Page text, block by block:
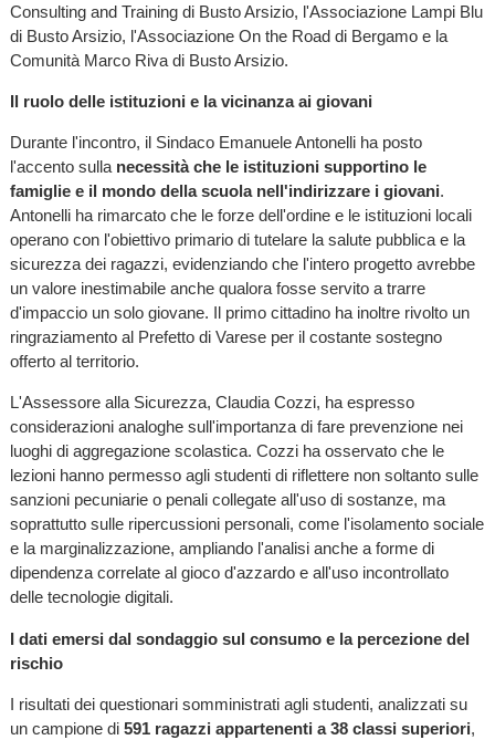
Consulting and Training di Busto Arsizio, l'Associazione Lampi Blu
di Busto Arsizio, l'Associazione On the Road di Bergamo e la
Comunità Marco Riva di Busto Arsizio.
Il ruolo delle istituzioni e la vicinanza ai giovani
Durante l'incontro, il Sindaco Emanuele Antonelli ha posto
l'accento sulla necessità che le istituzioni supportino le
famiglie e il mondo della scuola nell'indirizzare i giovani.
Antonelli ha rimarcato che le forze dell'ordine e le istituzioni locali
operano con l'obiettivo primario di tutelare la salute pubblica e la
sicurezza dei ragazzi, evidenziando che l'intero progetto avrebbe
un valore inestimabile anche qualora fosse servito a trarre
d'impaccio un solo giovane. Il primo cittadino ha inoltre rivolto un
ringraziamento al Prefetto di Varese per il costante sostegno
offerto al territorio.
L'Assessore alla Sicurezza, Claudia Cozzi, ha espresso
considerazioni analoghe sull'importanza di fare prevenzione nei
luoghi di aggregazione scolastica. Cozzi ha osservato che le
lezioni hanno permesso agli studenti di riflettere non soltanto sulle
sanzioni pecuniarie o penali collegate all'uso di sostanze, ma
soprattutto sulle ripercussioni personali, come l'isolamento sociale
e la marginalizzazione, ampliando l'analisi anche a forme di
dipendenza correlate al gioco d'azzardo e all'uso incontrollato
delle tecnologie digitali.
I dati emersi dal sondaggio sul consumo e la percezione del
rischio
I risultati dei questionari somministrati agli studenti, analizzati su
un campione di 591 ragazzi appartenenti a 38 classi superiori,